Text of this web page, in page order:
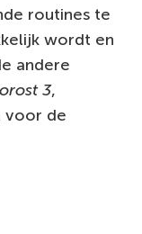
routines te
wordt en
andere
3,
voor de